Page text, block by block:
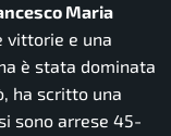
Maria
vittorie e una
è stata dominata
ha scritto una
sono arrese 45-